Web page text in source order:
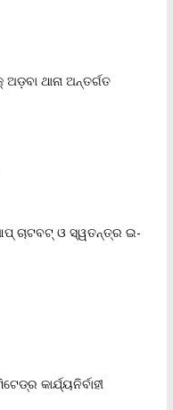
ଥାନା ଅନ୍ତର୍ଗତ
ଚାଟବଟ୍ ଓ ସ୍ୱତନ୍ତ୍ର ଇ-
କାର୍ଯ୍ୟନିର୍ବାହୀ